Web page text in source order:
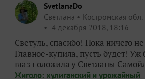
SvetlanaDo
Светлана
Костромская обл.
4 декабря 2018, 18:16
Светуль, спасибо! Пока ничего
Главное-купила, пусть будет! Уж
глаз положила у Светланы
Жиголо: хулиганский и урожайный